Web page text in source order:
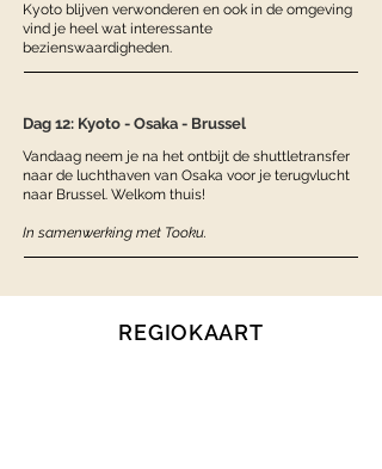
Kyoto blijven verwonderen en ook in de omgeving
vind je heel wat interessante
bezienswaardigheden.
Dag 12: Kyoto - Osaka - Brussel
Vandaag neem je na het ontbijt de shuttletransfer
naar de luchthaven van Osaka voor je terugvlucht
naar Brussel. Welkom thuis!
In samenwerking met Tooku.
REGIOKAART